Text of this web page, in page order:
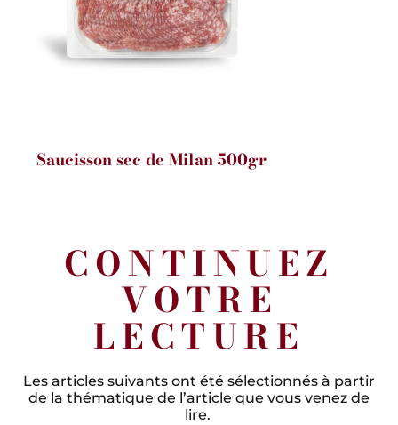
Saucisson sec de Milan 500gr
CONTINUEZ
VOTRE
LECTURE
Les articles suivants ont été sélectionnés à partir
de la thématique de l’article que vous venez de
lire.